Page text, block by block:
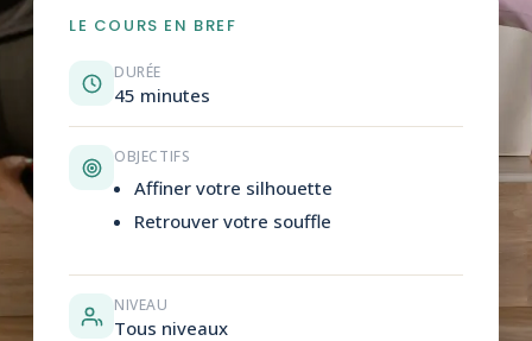
LE COURS EN BREF
DURÉE
45 minutes
OBJECTIFS
Affiner votre silhouette
Retrouver votre souffle
NIVEAU
Tous niveaux